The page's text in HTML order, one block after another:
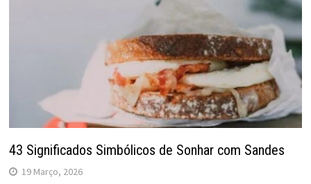
43 Significados Simbólicos de Sonhar com Sandes
19 Março, 2026